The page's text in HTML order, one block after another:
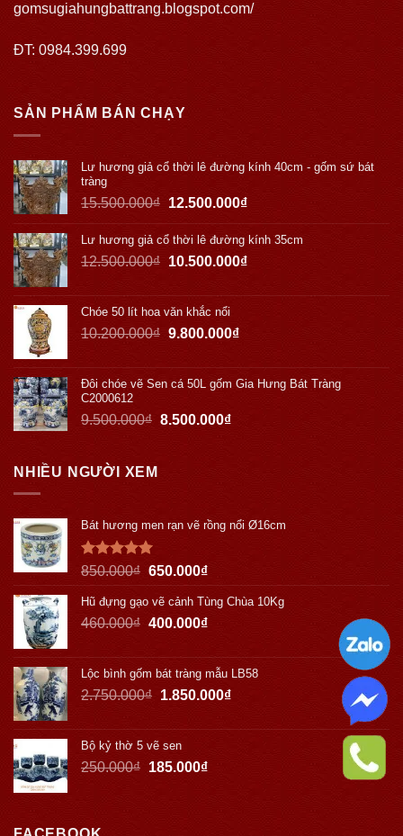
gomsugiahungbattrang.blogspot.com/
ĐT: 0984.399.699
SẢN PHẨM BÁN CHẠY
Lư hương giả cổ thời lê đường kính 40cm - gốm sứ bát
tràng
15.500.000₫ 12.500.000₫
Lư hương giả cổ thời lê đường kính 35cm
12.500.000₫ 10.500.000₫
Chóe 50 lít hoa văn khắc nổi
10.200.000₫ 9.800.000₫
Đôi chóe vẽ Sen cá 50L gốm Gia Hưng Bát Tràng
C2000612
9.500.000₫ 8.500.000₫
NHIỀU NGƯỜI XEM
Bát hương men rạn vẽ rồng nổi Ø16cm
Được xếp
hạng5.00
5 sao
850.000₫ 650.000₫
Hũ đựng gạo vẽ cảnh Tùng Chùa 10Kg
460.000₫ 400.000₫
Lộc bình gốm bát tràng mẫu LB58
2.750.000₫ 1.850.000₫
Bộ kỷ thờ 5 vẽ sen
250.000₫ 185.000₫